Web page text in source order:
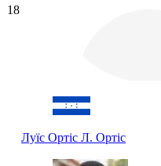
18
Луїс Ортіс Л. Ортіс